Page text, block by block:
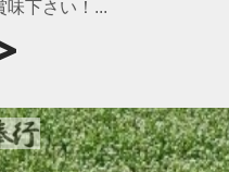
味下さい！...